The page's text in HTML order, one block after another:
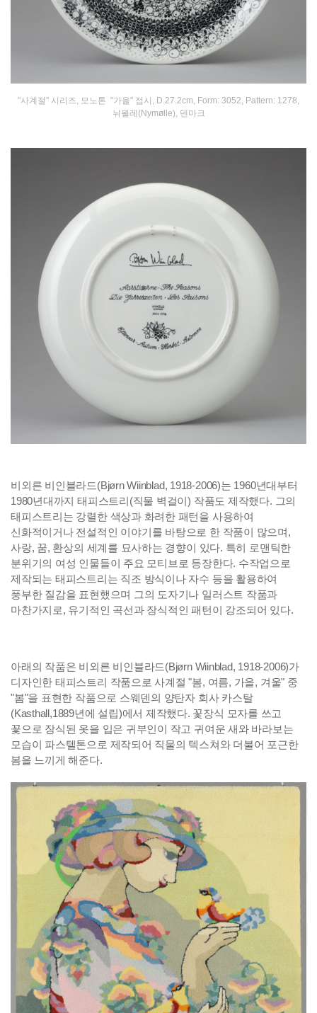
"사계절" 시리즈, 모노톤 "가을" 접시, D.27.2cm, Form: 3052, Pattern: 1278,
뉘묄레(Nymølle), 덴마크
비외른 비인블라드(Bjørn Wiinblad, 1918-2006)는 1960년대부터
1980년대까지 태피스트리(직물 벽걸이) 작품도 제작했다. 그의
태피스트리는 강렬한 색상과 화려한 패턴을 사용하여
신화적이거나 전설적인 이야기를 바탕으로 한 작품이 많으며,
사랑, 꿈, 환상의 세계를 묘사하는 경향이 있다. 특히 로맨틱한
분위기의 여성 인물들이 주요 모티브로 등장한다. 수작업으로
제작되는 태피스트리는 직조 방식이나 자수 등을 활용하여
풍부한 질감을 표현했으며 그의 도자기나 일러스트 작품과
마찬가지로, 유기적인 곡선과 장식적인 패턴이 강조되어 있다.
아래의 작품은 비외른 비인블라드(Bjørn Wiinblad, 1918-2006)가
디자인한 태피스트리 작품으로 사계절 "봄, 여름, 가을, 겨울" 중
"봄"을 표현한 작품으로 스웨덴의 양탄자 회사 카스탈
(Kasthall,1889년에 설립)에서 제작했다. 꽃장식 모자를 쓰고
꽃으로 장식된 옷을 입은 귀부인이 작고 귀여운 새와 바라보는
모습이 파스텔톤으로 제작되어 직물의 텍스쳐와 더불어 포근한
봄을 느끼게 해준다.